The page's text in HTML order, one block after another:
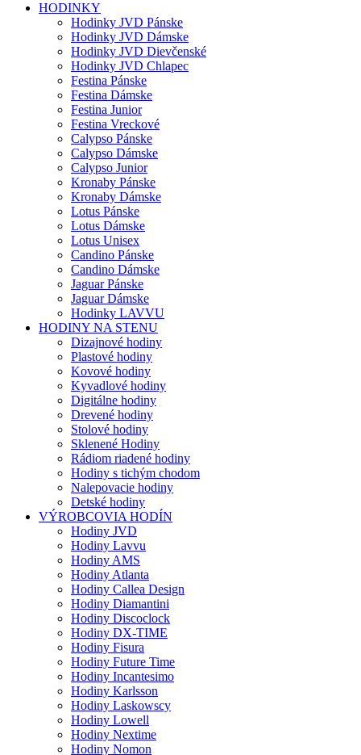
HODINKY
Hodinky JVD Pánske
Hodinky JVD Dámske
Hodinky JVD Dievčenské
Hodinky JVD Chlapec
Festina Pánske
Festina Dámske
Festina Junior
Festina Vreckové
Calypso Pánske
Calypso Dámske
Calypso Junior
Kronaby Pánske
Kronaby Dámske
Lotus Pánske
Lotus Dámske
Lotus Unisex
Candino Pánske
Candino Dámske
Jaguar Pánske
Jaguar Dámske
Hodinky LAVVU
HODINY NA STENU
Dizajnové hodiny
Plastové hodiny
Kovové hodiny
Kyvadlové hodiny
Digitálne hodiny
Drevené hodiny
Stolové hodiny
Sklenené Hodiny
Rádiom riadené hodiny
Hodiny s tichým chodom
Nalepovacie hodiny
Detské hodiny
VÝROBCOVIA HODÍN
Hodiny JVD
Hodiny Lavvu
Hodiny AMS
Hodiny Atlanta
Hodiny Callea Design
Hodiny Diamantini
Hodiny Discoclock
Hodiny DX-TIME
Hodiny Fisura
Hodiny Future Time
Hodiny Incantesimo
Hodiny Karlsson
Hodiny Laskowscy
Hodiny Lowell
Hodiny Nextime
Hodiny Nomon